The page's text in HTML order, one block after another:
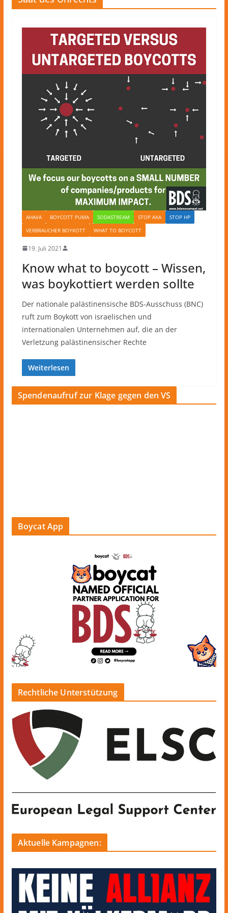
AHAVA BOYCOTT PUMA SODASTREAM STOP AXA
STOP HP
VERBRAUCHER BOYKOTT
WHAT TO BOYCOTT
19. Juli 2021
Know what to boycott – Wissen,
was boykottiert werden sollte
Der nationale palästinensische BDS-Ausschuss (BNC)
ruft zum Boykott von israelischen und
internationalen Unternehmen auf, die an der
Verletzung palästinensischer Rechte
Weiterlesen
Spendenaufruf zur Klage gegen den VS
Boycat App
Rechtliche Unterstützung
Aktuelle Kampagnen: